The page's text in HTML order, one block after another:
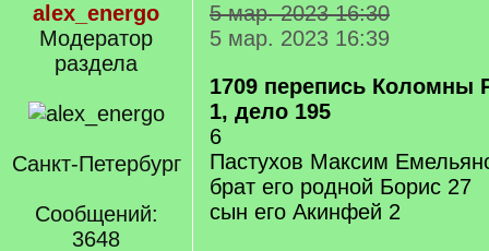
alex_energo
Модератор
раздела
Санкт-Петербург
Сообщений:
3648
5 мар. 2023 16:30
5 мар. 2023 16:39
1709 перепись Коломны
1, дело 195
6
Пастухов Максим
брат его родной Борис 27
сын его Акинфей 2